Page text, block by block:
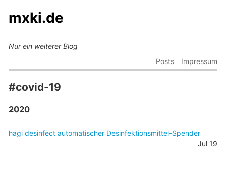
mxki.de
Nur ein weiterer Blog
Posts
Impressum
#covid-19
2020
hagi desinfect automatischer Desinfektionsmittel-Spender
Jul 19